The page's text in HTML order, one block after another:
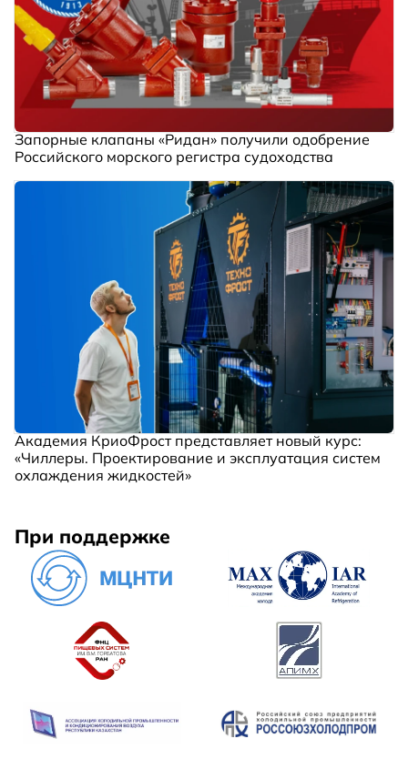
Запорные клапаны «Ридан» получили одобрение
Российского морского регистра судоходства
Академия КриоФрост представляет новый курс:
«Чиллеры. Проектирование и эксплуатация систем
охлаждения жидкостей»
При поддержке